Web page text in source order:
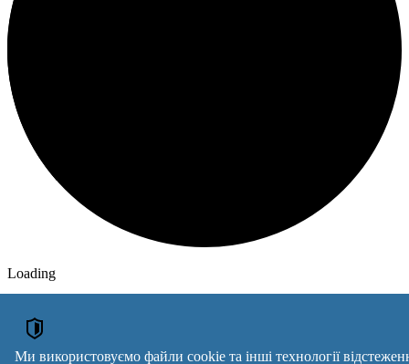
Loading
Мікрокреди онлайн
Курси електрик, зварник, слюсар, токар, маляр, плиточник,
Ми використовуємо файли cookie та інші технології